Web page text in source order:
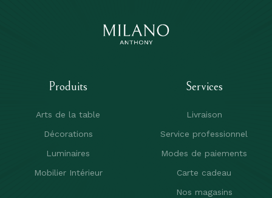
Produits
Arts de la table
Décorations
Luminaires
Mobilier Intérieur
Services
Livraison
Service professionnel
Modes de paiements
Carte cadeau
Nos magasins